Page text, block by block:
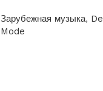
Зарубежная музыка,
Mode